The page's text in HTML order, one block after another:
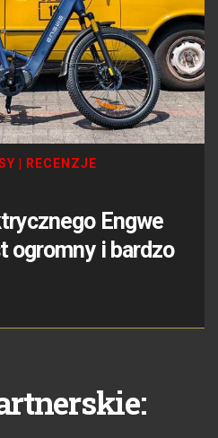
RECENZJE
Engwe
ogromny i bardzo